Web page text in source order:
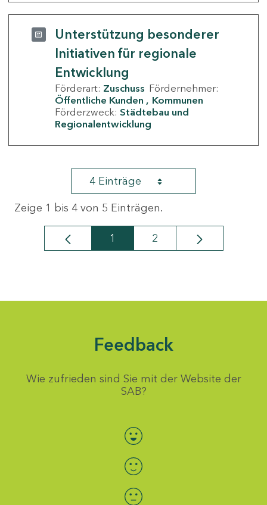
Unterstützung besonderer
Initiativen für regionale
Entwicklung
Förderart: Zuschuss Fördernehmer:
Öffentliche Kunden
Kommunen
Förderzweck: Städtebau und
Regionalentwicklung
4 Einträge
Zeige 1 bis 4 von 5 Einträgen.
Seite
1 Seite
2
Feedback
Wie zufrieden sind Sie mit der Website der
SAB?
Bewertung auswählen